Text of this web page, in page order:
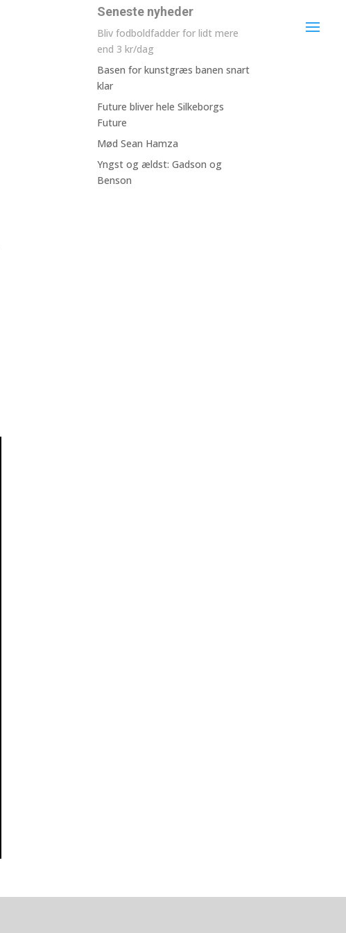
Seneste nyheder
Bliv fodboldfadder for lidt mere
end 3 kr/dag
Basen for kunstgræs banen snart
klar
Future bliver hele Silkeborgs
Future
Mød Sean Hamza
Yngst og ældst: Gadson og
Benson